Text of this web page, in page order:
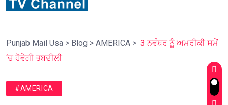
Punjab Mail Usa > Blog > AMERICA > 3 ਨਵੰਬਰ ਨੂੰ ਅਮਰੀਕੀ ਸਮੇਂ
‘ਚ ਹੋਵੇਗੀ ਤਬਦੀਲੀ
#AMERICA